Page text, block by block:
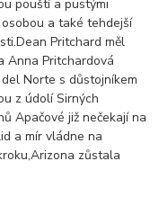
pouští a pustými
a také tehdejší
Pritchard měl
Anna Pritchardová
Norte s důstojníkem
z údolí Sirných
Apačové již nečekají na
a mír vládne na
zůstala